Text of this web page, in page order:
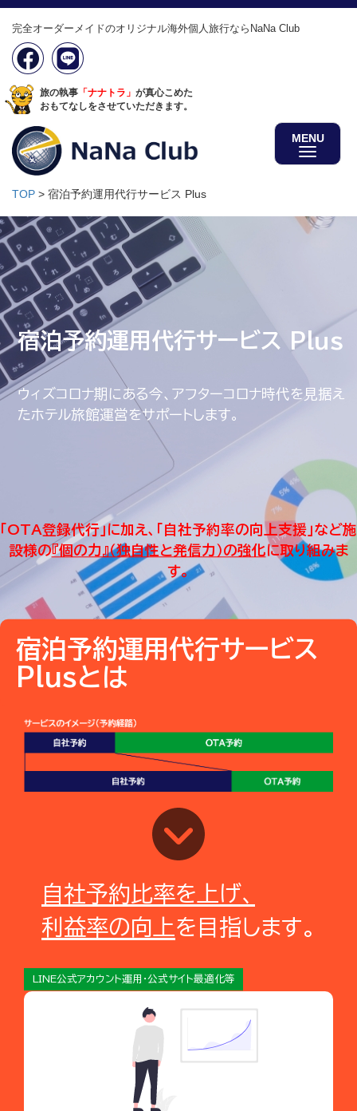
完全オーダーメイドのオリジナル海外個人旅行ならNaNa Club
旅の執事 「ナナトラ」 が真心こめた
おもてなしをさせていただきます。
MENU
TOP > 宿泊予約運用代行サービス Plus
宿泊予約運用代行サービス Plus
ウィズコロナ期にある今、アフターコロナ時代を見据え
たホテル旅館運営をサポートします。
「OTA登録代行」に加え、「自社予約率の向上支援」など施
設様の『個の力』（独自性と発信力）の強化に取り組みま
す。
宿泊予約運用代行サービス
Plusとは
自社予約比率を上げ、
利益率の向上を目指します。
LINE公式アカウント運用・公式サイト最適化等